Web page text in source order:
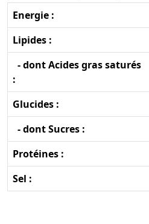
Energie :
Lipides :
- dont Acides gras saturés
:
Glucides :
- dont Sucres :
Protéines :
Sel :